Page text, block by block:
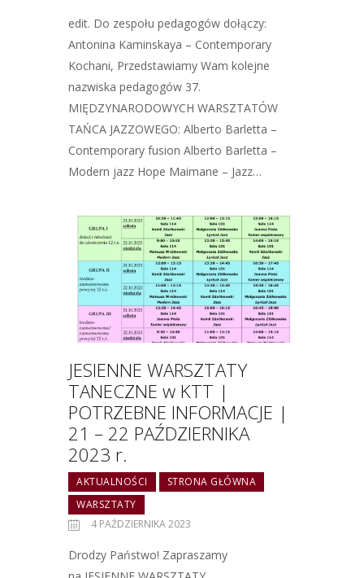
edit. Do zespołu pedagogów dołączy:
Antonina Kaminskaya – Contemporary
Kochani, Przedstawiamy Wam kolejne
nazwiska pedagogów 37.
MIĘDZYNARODOWYCH WARSZTATÓW
TAŃCA JAZZOWEGO: Alberto Barletta –
Contemporary fusion Alberto Barletta –
Modern jazz Hope Maimane – Jazz…
JESIENNE WARSZTATY
TANECZNE w KTT |
POTRZEBNE INFORMACJE |
21 – 22 PAŹDZIERNIKA
2023 r.
AKTUALNOŚCI
STRONA GŁÓWNA
WARSZTATY
4 PAŹDZIERNIKA 2023
Drodzy Państwo! Zapraszamy